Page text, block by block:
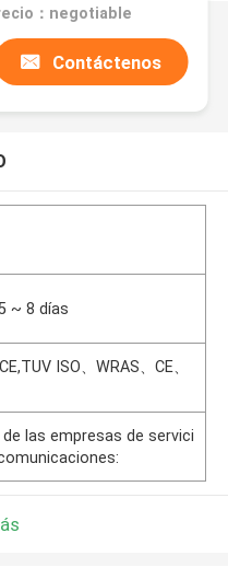
：negotiable
Contáctenos
~ 8 días
ISO、WRAS、CE、
las empresas de servici